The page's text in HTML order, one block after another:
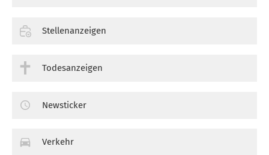
Stellenanzeigen
Todesanzeigen
Newsticker
Verkehr